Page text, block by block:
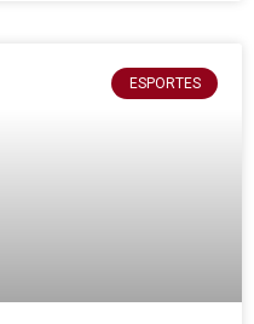
ESPORTES